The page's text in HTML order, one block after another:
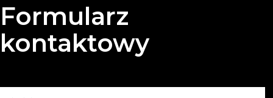
Formularz
kontaktowy